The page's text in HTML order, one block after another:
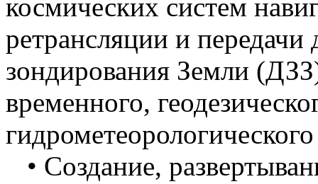
космических систем
ретрансляции и
зондирования Земли
временного,
• Создание,